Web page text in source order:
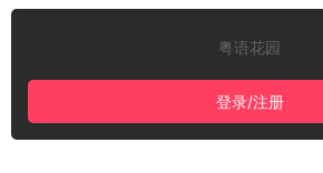
粤语花园
登录/注册